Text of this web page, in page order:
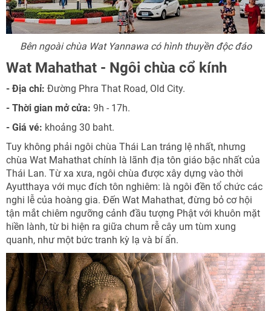
Bên ngoài chùa Wat Yannawa có hình thuyền độc đáo
Wat Mahathat - Ngôi chùa cổ kính
- Địa chỉ: Đường Phra That Road, Old City.
- Thời gian mở cửa: 9h - 17h.
- Giá vé: khoảng 30 baht.
Tuy không phải ngôi chùa Thái Lan tráng lệ nhất, nhưng
chùa Wat Mahathat chính là lãnh địa tôn giáo bậc nhất của
Thái Lan. Từ xa xưa, ngôi chùa được xây dựng vào thời
Ayutthaya với mục đích tôn nghiêm: là ngôi đền tổ chức các
nghi lễ của hoàng gia. Đến Wat Mahathat, đừng bỏ cơ hội
tận mắt chiêm ngưỡng cảnh đầu tượng Phật với khuôn mặt
hiền lành, từ bi hiện ra giữa chum rễ cây um tùm xung
quanh, như một bức tranh kỳ lạ và bí ẩn.